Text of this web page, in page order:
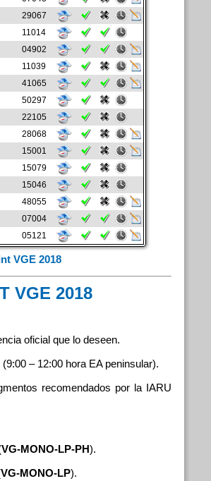
29067
11014
04902
11039
41065
50297
22105
28068
15001
15079
15046
48055
07004
05121
VGE 2018
VGE 2018
oficial que lo deseen.
– 12:00 hora EA peninsular).
recomendados por la IARU
VG-MONO-LP-PH).
VG-MONO-LP).